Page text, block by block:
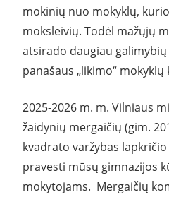
mokinių nuo mokyklų,
moksleivių. Todėl mažųjų
atsirado daugiau
panašaus „likimo“
2025-2026 m. m. Vilniaus
žaidynių mergaičių (gim.
kvadrato varžybas
pravesti mūsų gimnazijos
mokytojams. Mergaičių